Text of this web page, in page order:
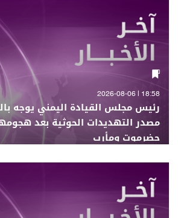
18:58 | 2026-08-06
رئيس مجلس القيادة اليمني يوجه
مصدر التهديدات الحوثية بعد
حضرموت ومأرب